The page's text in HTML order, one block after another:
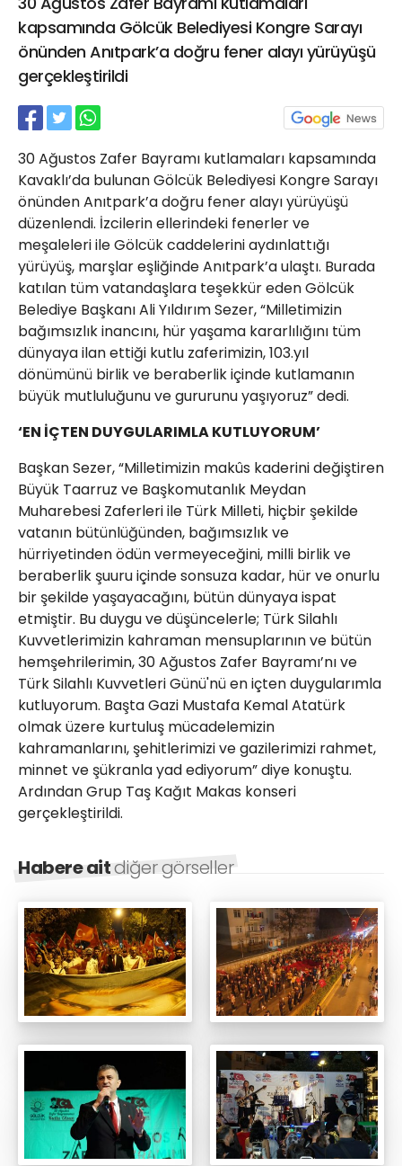
kapsamında Gölcük Belediyesi Kongre Sarayı
önünden Anıtpark’a doğru fener alayı yürüyüşü
gerçekleştirildi
30 Ağustos Zafer Bayramı kutlamaları kapsamında
Kavaklı’da bulunan Gölcük Belediyesi Kongre Sarayı
önünden Anıtpark’a doğru fener alayı yürüyüşü
düzenlendi. İzcilerin ellerindeki fenerler ve
meşaleleri ile Gölcük caddelerini aydınlattığı
yürüyüş, marşlar eşliğinde Anıtpark’a ulaştı. Burada
katılan tüm vatandaşlara teşekkür eden Gölcük
Belediye Başkanı Ali Yıldırım Sezer, “Milletimizin
bağımsızlık inancını, hür yaşama kararlılığını tüm
dünyaya ilan ettiği kutlu zaferimizin, 103.yıl
dönümünü birlik ve beraberlik içinde kutlamanın
büyük mutluluğunu ve gururunu yaşıyoruz” dedi.
‘EN İÇTEN DUYGULARIMLA KUTLUYORUM’
Başkan Sezer, “Milletimizin makûs kaderini değiştiren
Büyük Taarruz ve Başkomutanlık Meydan
Muharebesi Zaferleri ile Türk Milleti, hiçbir şekilde
vatanın bütünlüğünden, bağımsızlık ve
hürriyetinden ödün vermeyeceğini, milli birlik ve
beraberlik şuuru içinde sonsuza kadar, hür ve onurlu
bir şekilde yaşayacağını, bütün dünyaya ispat
etmiştir. Bu duygu ve düşüncelerle; Türk Silahlı
Kuvvetlerimizin kahraman mensuplarının ve bütün
hemşehrilerimin, 30 Ağustos Zafer Bayramı’nı ve
Türk Silahlı Kuvvetleri Günü'nü en içten duygularımla
kutluyorum. Başta Gazi Mustafa Kemal Atatürk
olmak üzere kurtuluş mücadelemizin
kahramanlarını, şehitlerimizi ve gazilerimizi rahmet,
minnet ve şükranla yad ediyorum” diye konuştu.
Ardından Grup Taş Kağıt Makas konseri
gerçekleştirildi.
Habere aitdiğer görseller
21 Gölcük
02624132333